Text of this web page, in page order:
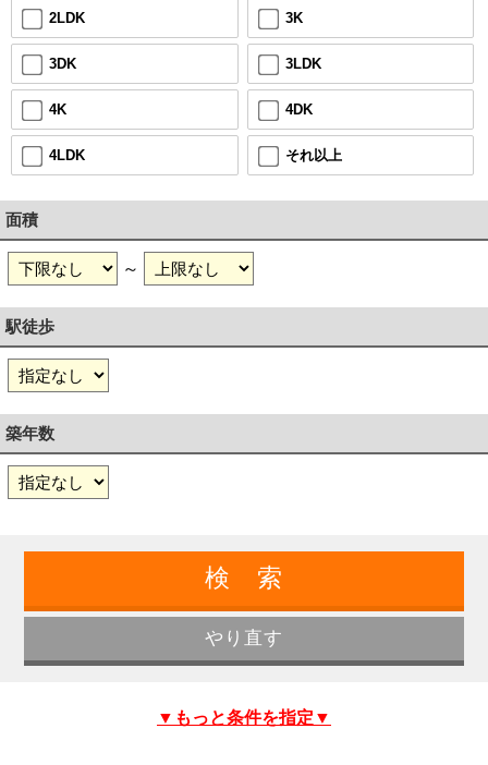
2LDK 3K
3DK 3LDK
4K 4DK
4LDK それ以上
面積
～
駅徒歩
築年数
▼もっと条件を指定▼